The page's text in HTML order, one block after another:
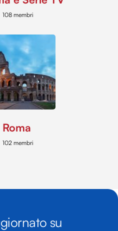
108 membri
Roma
102 membri
su